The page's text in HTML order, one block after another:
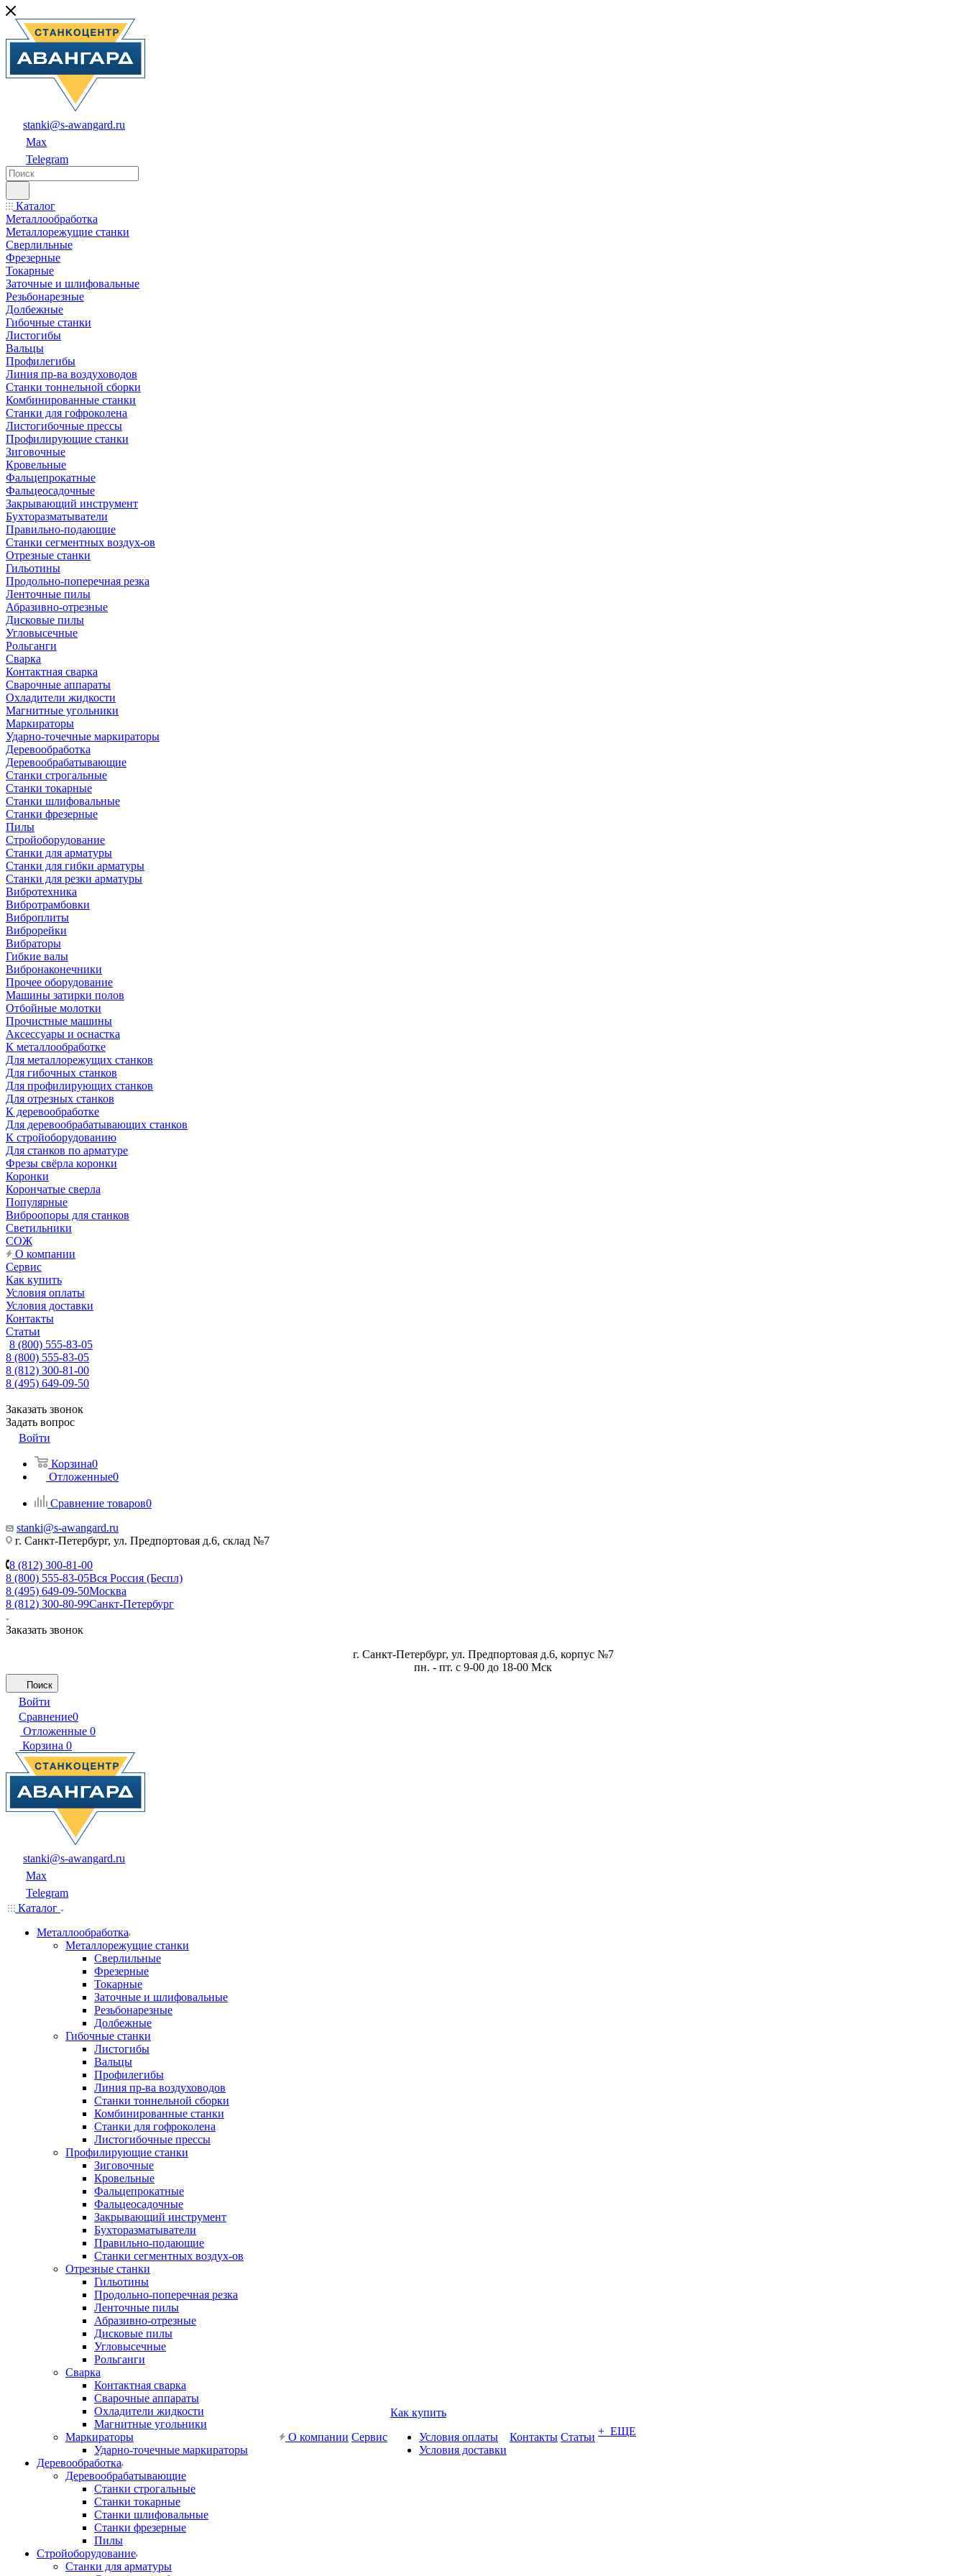
stanki@s-awangard.ru
Max
Telegram
Каталог
Металлообработка
Металлорежущие станки
Сверлильные
Фрезерные
Токарные
Заточные и шлифовальные
Резьбонарезные
Долбежные
Гибочные станки
Листогибы
Вальцы
Профилегибы
Линия пр-ва воздуховодов
Станки тоннельной сборки
Комбинированные станки
Станки для гофроколена
Листогибочные прессы
Профилирующие станки
Зиговочные
Кровельные
Фальцепрокатные
Фальцеосадочные
Закрывающий инструмент
Бухторазматыватели
Правильно-подающие
Станки сегментных воздух-ов
Отрезные станки
Гильотины
Продольно-поперечная резка
Ленточные пилы
Абразивно-отрезные
Дисковые пилы
Угловысечные
Рольганги
Сварка
Контактная сварка
Сварочные аппараты
Охладители жидкости
Магнитные угольники
Маркираторы
Ударно-точечные маркираторы
Деревообработка
Деревообрабатывающие
Станки строгальные
Станки токарные
Станки шлифовальные
Станки фрезерные
Пилы
Стройоборудование
Станки для арматуры
Станки для гибки арматуры
Станки для резки арматуры
Вибротехника
Вибротрамбовки
Виброплиты
Виброрейки
Вибраторы
Гибкие валы
Вибронаконечники
Прочее оборудование
Машины затирки полов
Отбойные молотки
Прочистные машины
Аксeccyapы и оснастка
К металлообработке
Для металлорежущих станков
Для гибочных станков
Для профилирующих станков
Для отрезных станков
К деревообработке
Для деревообрабатывающих станков
К стройоборудованию
Для станков по арматуре
Фрезы свёрла коронки
Коронки
Корончатые сверла
Популярные
Виброопоры для станков
Светильники
СОЖ
О компании
Сервис
Как купить
Условия оплаты
Условия доставки
Контакты
Статьи
8 (800) 555-83-05
8 (800) 555-83-05
8 (812) 300-81-00
8 (495) 649-09-50
Заказать звонок
Задать вопрос
Войти
Корзина0
Отложенные0
Сравнение товаров0
stanki@s-awangard.ru
г. Санкт-Петербург, ул. Предпортовая д.6, склад №7
8 (812) 300-81-00
8 (800) 555-83-05Вся Россия (Беспл)
8 (495) 649-09-50Москва
8 (812) 300-80-99Санкт-Петербург
Заказать звонок
г. Санкт-Петербург, ул. Предпортовая д.6, корпус №7
пн. - пт. с 9-00 до 18-00 Мск
Поиск
Войти
Сравнение0
Отложенные 0
Корзина 0
stanki@s-awangard.ru
Max
Telegram
Каталог
Металлообработка
Металлорежущие станки
Сверлильные
Фрезерные
Токарные
Заточные и шлифовальные
Резьбонарезные
Долбежные
Гибочные станки
Листогибы
Вальцы
Профилегибы
Линия пр-ва воздуховодов
Станки тоннельной сборки
Комбинированные станки
Станки для гофроколена
Листогибочные прессы
Профилирующие станки
Зиговочные
Кровельные
Фальцепрокатные
Фальцеосадочные
Закрывающий инструмент
Бухторазматыватели
Правильно-подающие
Станки сегментных воздух-ов
Отрезные станки
Гильотины
Продольно-поперечная резка
Ленточные пилы
Абразивно-отрезные
Дисковые пилы
Угловысечные
Рольганги
Сварка
Контактная сварка
Сварочные аппараты
Охладители жидкости
Магнитные угольники
Маркираторы
Ударно-точечные маркираторы
Деревообработка
Деревообрабатывающие
Станки строгальные
Станки токарные
Станки шлифовальные
Станки фрезерные
Пилы
Стройоборудование
Станки для арматуры
О компании Сервис
Как купить
Условия оплаты
Условия доставки
Контакты Статьи + ЕЩЕ